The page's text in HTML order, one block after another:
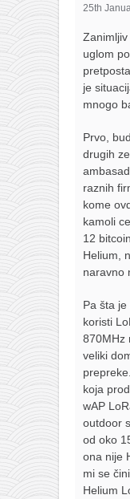
25th
uglom
je
mnogo
Prvo,
drugih
raznih
kome
kamoli
12
Helium,
naravno
Pa šta
koristi
870MHz
veliki
koja
wAP
outdoor
od oko
ona nije
mi se
Helium